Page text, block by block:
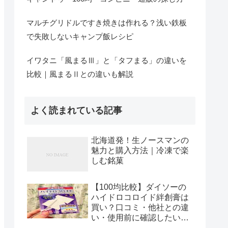
マルチグリドルですき焼きは作れる？浅い鉄板
で失敗しないキャンプ飯レシピ
イワタニ「風まるⅢ」と「タフまる」の違いを
比較｜風まるⅡとの違いも解説
よく読まれている記事
北海道発！生ノースマンの
魅力と購入方法｜冷凍で楽
しむ銘菓
【100均比較】ダイソーの
ハイドロコロイド絆創膏は
買い？口コミ・他社との違
い・使用前に確認したい傷